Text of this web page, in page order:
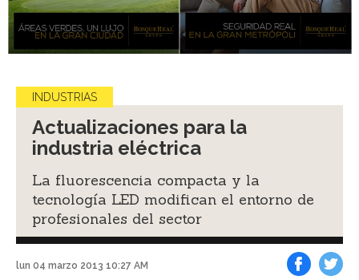
INDUSTRIAS
Actualizaciones para la
industria eléctrica
La fluorescencia compacta y la
tecnología LED modifican el entorno de
profesionales del sector
lun 04 marzo 2013 10:27 AM